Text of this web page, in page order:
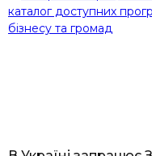
Президента Юрія